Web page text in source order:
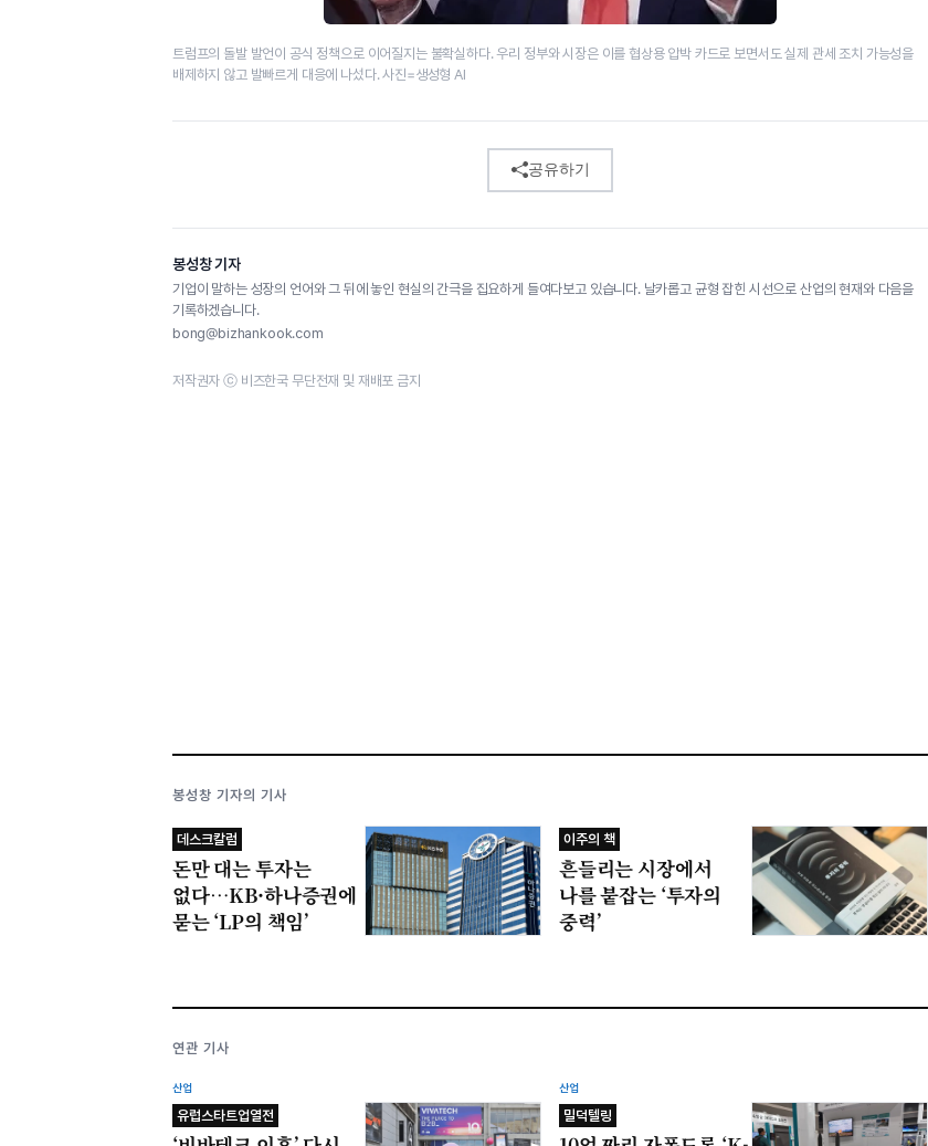
트럼프의 돌발 발언이 공식 정책으로 이어질지는 불확실하다. 우리 정부와 시장은 이를 협상용 압박 카드로 보면서도 실제 관세 조치 가능성을
배제하지 않고 발빠르게 대응에 나섰다. 사진=생성형 AI
공유하기
봉성창 기자
기업이 말하는 성장의 언어와 그 뒤에 놓인 현실의 간극을 집요하게 들여다보고 있습니다. 날카롭고 균형 잡힌 시선으로 산업의 현재와 다음을
기록하겠습니다.
bong@bizhankook.com
저작권자 ⓒ 비즈한국 무단전재 및 재배포 금지
봉성창 기자의 기사
데스크칼럼
돈만 대는 투자는
없다…KB·하나증권에
묻는 ‘LP의 책임’
이주의 책
흔들리는 시장에서
나를 붙잡는 ‘투자의
중력’
연관 기사
산업
유럽스타트업열전
산업
밀덕텔링